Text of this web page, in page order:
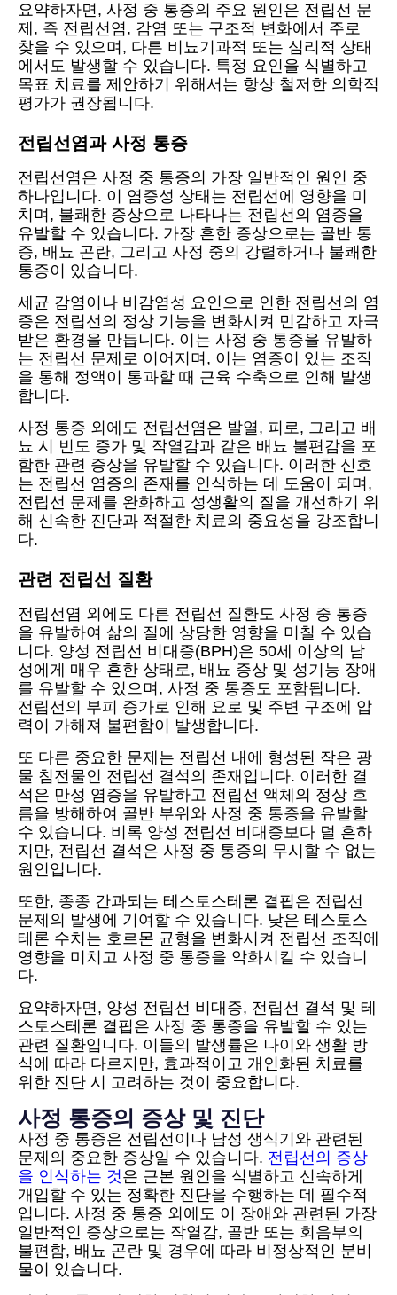
요약하자면, 사정 중 통증의 주요 원인은 전립선 문
제, 즉 전립선염, 감염 또는 구조적 변화에서 주로
찾을 수 있으며, 다른 비뇨기과적 또는 심리적 상태
에서도 발생할 수 있습니다. 특정 요인을 식별하고
목표 치료를 제안하기 위해서는 항상 철저한 의학적
평가가 권장됩니다.
전립선염과 사정 통증
전립선염은 사정 중 통증의 가장 일반적인 원인 중
하나입니다. 이 염증성 상태는 전립선에 영향을 미
치며, 불쾌한 증상으로 나타나는 전립선의 염증을
유발할 수 있습니다. 가장 흔한 증상으로는 골반 통
증, 배뇨 곤란, 그리고 사정 중의 강렬하거나 불쾌한
통증이 있습니다.
세균 감염이나 비감염성 요인으로 인한 전립선의 염
증은 전립선의 정상 기능을 변화시켜 민감하고 자극
받은 환경을 만듭니다. 이는 사정 중 통증을 유발하
는 전립선 문제로 이어지며, 이는 염증이 있는 조직
을 통해 정액이 통과할 때 근육 수축으로 인해 발생
합니다.
사정 통증 외에도 전립선염은 발열, 피로, 그리고 배
뇨 시 빈도 증가 및 작열감과 같은 배뇨 불편감을 포
함한 관련 증상을 유발할 수 있습니다. 이러한 신호
는 전립선 염증의 존재를 인식하는 데 도움이 되며,
전립선 문제를 완화하고 성생활의 질을 개선하기 위
해 신속한 진단과 적절한 치료의 중요성을 강조합니
다.
관련 전립선 질환
전립선염 외에도 다른 전립선 질환도 사정 중 통증
을 유발하여 삶의 질에 상당한 영향을 미칠 수 있습
니다. 양성 전립선 비대증(BPH)은 50세 이상의 남
성에게 매우 흔한 상태로, 배뇨 증상 및 성기능 장애
를 유발할 수 있으며, 사정 중 통증도 포함됩니다.
전립선의 부피 증가로 인해 요로 및 주변 구조에 압
력이 가해져 불편함이 발생합니다.
또 다른 중요한 문제는 전립선 내에 형성된 작은 광
물 침전물인 전립선 결석의 존재입니다. 이러한 결
석은 만성 염증을 유발하고 전립선 액체의 정상 흐
름을 방해하여 골반 부위와 사정 중 통증을 유발할
수 있습니다. 비록 양성 전립선 비대증보다 덜 흔하
지만, 전립선 결석은 사정 중 통증의 무시할 수 없는
원인입니다.
또한, 종종 간과되는 테스토스테론 결핍은 전립선
문제의 발생에 기여할 수 있습니다. 낮은 테스토스
테론 수치는 호르몬 균형을 변화시켜 전립선 조직에
영향을 미치고 사정 중 통증을 악화시킬 수 있습니
다.
요약하자면, 양성 전립선 비대증, 전립선 결석 및 테
스토스테론 결핍은 사정 중 통증을 유발할 수 있는
관련 질환입니다. 이들의 발생률은 나이와 생활 방
식에 따라 다르지만, 효과적이고 개인화된 치료를
위한 진단 시 고려하는 것이 중요합니다.
사정 통증의 증상 및 진단
사정 중 통증은 전립선이나 남성 생식기와 관련된
문제의 중요한 증상일 수 있습니다. 전립선의 증상
을 인식하는 것은 근본 원인을 식별하고 신속하게
개입할 수 있는 정확한 진단을 수행하는 데 필수적
입니다. 사정 중 통증 외에도 이 장애와 관련된 가장
일반적인 증상으로는 작열감, 골반 또는 회음부의
불편함, 배뇨 곤란 및 경우에 따라 비정상적인 분비
물이 있습니다.